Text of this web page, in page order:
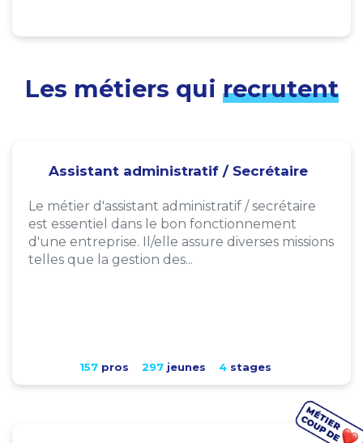
Les métiers qui recrutent
Assistant administratif / Secrétaire
Le métier d'assistant administratif / secrétaire
est essentiel dans le bon fonctionnement
d'une entreprise. Il/elle assure diverses missions
telles que la gestion des...
157pros 297jeunes 4stages